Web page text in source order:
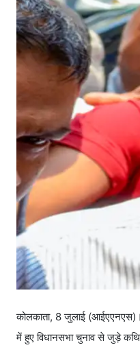
कोलकाता, 8 जुलाई (आईएएनएस)।
में हुए विधानसभा चुनाव से जुड़े